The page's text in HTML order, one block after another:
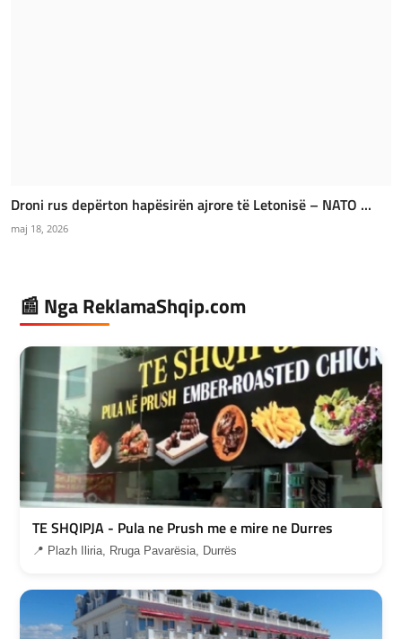
Droni rus depërton hapësirën ajrore të Letonisë – NATO ...
maj 18, 2026
📰 Nga ReklamaShqip.com
TE SHQIPJA - Pula ne Prush me e mire ne Durres
📍 Plazh Iliria, Rruga Pavarësia, Durrës